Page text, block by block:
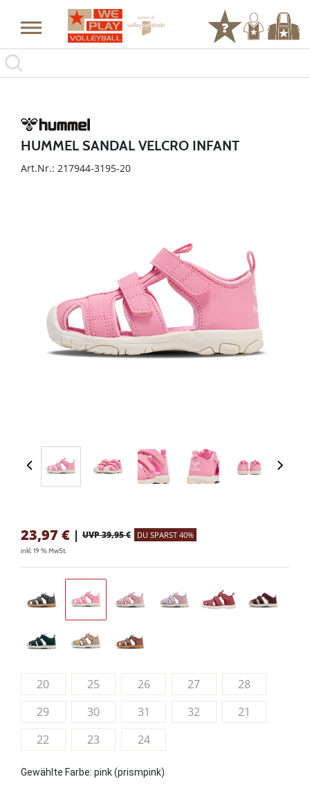
HUMMEL SANDAL VELCRO INFANT
Art.Nr.: 217944-3195-20
23,97 € | UVP 39,95 € DU SPARST 40%
inkl. 19 % MwSt.
20 25 26 27
28
29
30 31 32
21
22
23 24
Gewählte Farbe: pink (prismpink)